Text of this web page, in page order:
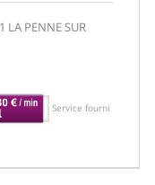
LA PENNE SUR
Service fourni